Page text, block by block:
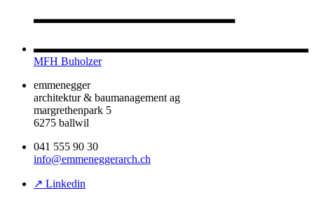
MFH Buholzer
emmenegger
architektur & baumanagement ag
margrethenpark 5
6275 ballwil
041 555 90 30
info@emmeneggerarch.ch
↗ Linkedin